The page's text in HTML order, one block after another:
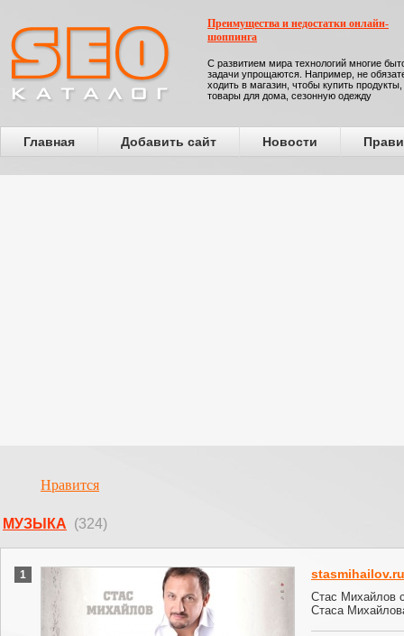
Преимущества и недостатки онлайн-
шоппинга
С развитием мира технологий многие
задачи упрощаются. Например, не
ходить в магазин, чтобы купить продукты,
товары для дома, сезонную одежду
Главная Добавить сайт Новости
Нравится
МУЗЫКА (324)
1 stasmihailov.ru
Стас Михайлов
Стаса